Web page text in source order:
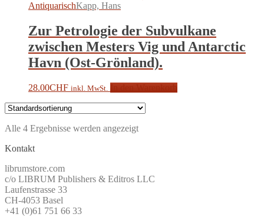
AntiquarischKapp, Hans
Zur Petrologie der Subvulkane
zwischen Mesters Vig und Antarctic
Havn (Ost-Grönland).
28.00CHF inkl. MwSt.
Alle 4 Ergebnisse werden angezeigt
Kontakt
librumstore.com
c/o LIBRUM Publishers & Editros LLC
Laufenstrasse 33
CH-4053 Basel
+41 (0)61 751 66 33